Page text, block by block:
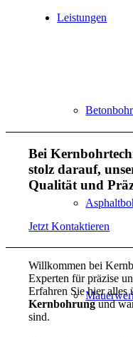
Leistungen
Bei
stolz darauf,
Qualität und
Jetzt Kontaktieren
Willkommen bei
Experten für präzise
Erfahren Sie hier alles
Kernbohrungund
sind.